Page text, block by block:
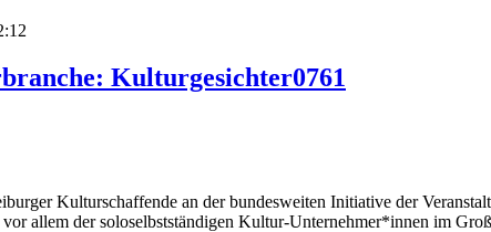
Kulturgesichter0761
Kulturschaffende an der bundesweiten Initiative der
allem der soloselbstständigen Kultur-Unternehmer*innen im